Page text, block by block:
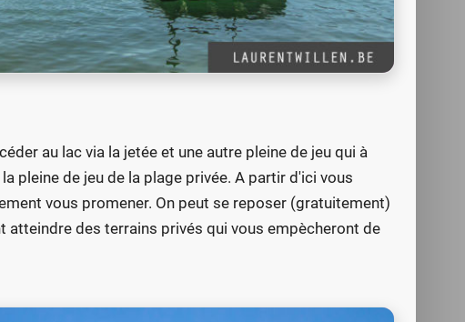
au lac via la jetée et une autre pleine de jeu qui à
pleine de jeu de la plage privée. A partir d'ici vous
vous promener. On peut se reposer (gratuitement)
atteindre des terrains privés qui vous empècheront de